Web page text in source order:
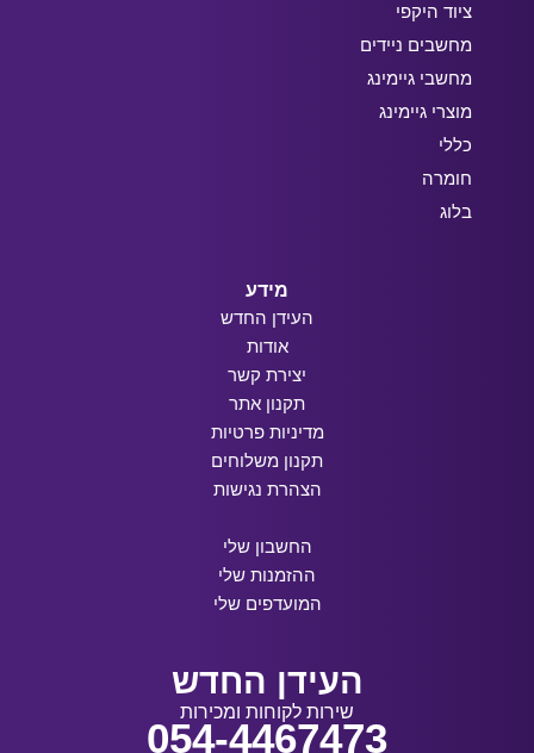
ציוד היקפי
מחשבים ניידים
מחשבי גיימינג
מוצרי גיימינג
כללי
חומרה
בלוג
מידע
העידן החדש
אודות
יצירת קשר
תקנון אתר
מדיניות פרטיות
תקנון משלוחים
הצהרת נגישות
החשבון שלי
ההזמנות שלי
המועדפים שלי
העידן החדש
שירות לקוחות ומכירות
054-4467473